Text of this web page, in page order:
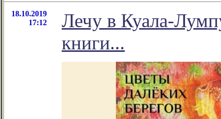
18.10.2019
17:12
Лечу в Куала-
книги...